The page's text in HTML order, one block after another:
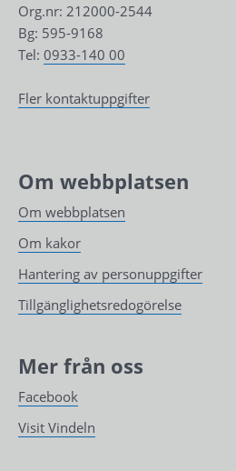
Org.nr: 212000-2544
Bg: 595-9168
Tel: 0933-140 00
Fler kontaktuppgifter
Om webbplatsen
Om webbplatsen
Om kakor
Hantering av personuppgifter
Tillgänglighetsredogörelse
Mer från oss
Facebook
Visit Vindeln